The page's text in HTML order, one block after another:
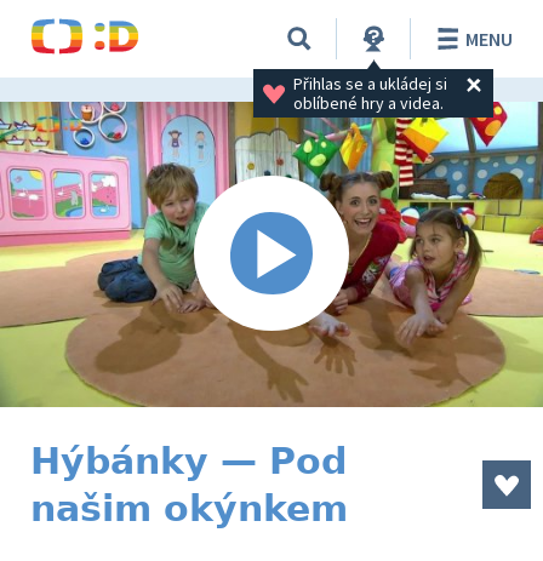
Přihlas se a ukládej si
oblíbené hry a videa.
MENU
Hýbánky — Pod
našim okýnkem